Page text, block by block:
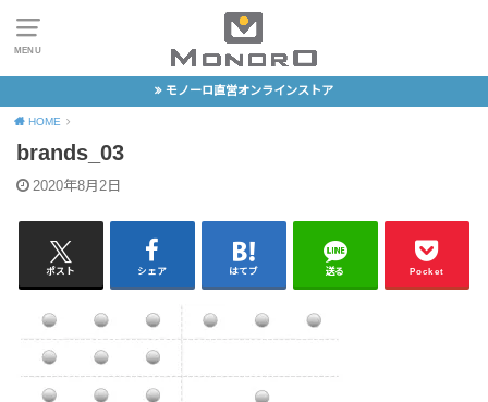
MENU
モノーロ直営オンラインストア
HOME
brands_03
2020年8月2日
ポスト シェア はてブ 送る Pocket